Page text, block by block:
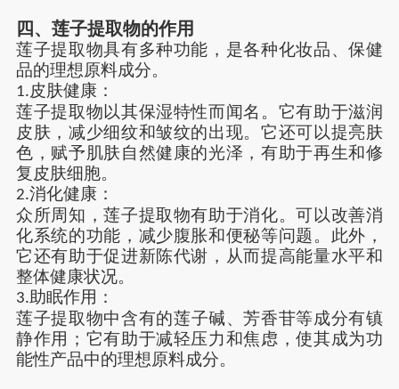
四、 莲子提取物的作用
莲子提取物具有多种功能，是各种化妆品、保健
品的理想原料成分。
1.皮肤健康：
莲子提取物以其保湿特性而闻名。它有助于滋润
皮肤，减少细纹和皱纹的出现。它还可以提亮肤
色，赋予肌肤自然健康的光泽 ，有助于再生和修
复皮肤细胞。
2.消化健康：
众所周知，莲子提取物有助于消化。可以改善消
化系统的功能，减少腹胀和便秘等问题。此外，
它还有助于促进新陈代谢，从而提高能量水平和
整体健康状况。
3. 助眠作用 ：
莲子提取物中含有的莲子碱、芳香苷等成分有镇
静作用；它有助于减轻压力和焦虑，使其成为功
能性产品中的理想原料成分。